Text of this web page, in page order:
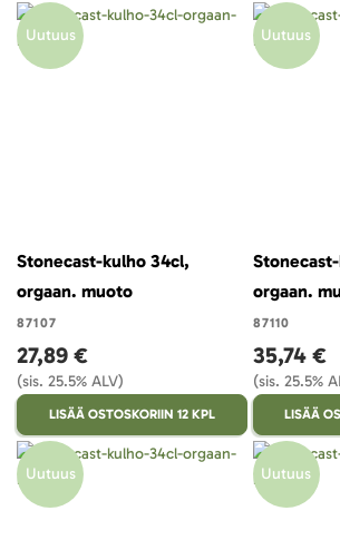
Uutuus
Stonecast-kulho 34cl,
orgaan. muoto
87107
27,89 €
(sis. 25.5% ALV)
LISÄÄ OSTOSKORIIN 12 KPL
Uutuus
orgaan.
87110
35,74 €
(sis. 25.5%
LISÄÄ
Uutuus Uutuus